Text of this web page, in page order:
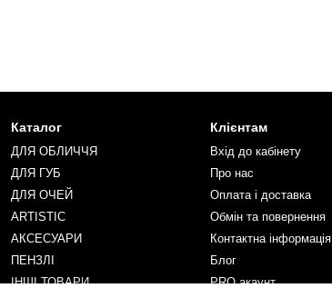
Каталог
ДЛЯ ОБЛИЧЧЯ
ДЛЯ ГУБ
ДЛЯ ОЧЕЙ
ARTISTIC
АКСЕСУАРИ
ПЕНЗЛІ
ІНШІ ТОВАРИ
Клієнтам
Вхід до кабінету
Про нас
Оплата і доставка
Обмін та повернення
Контактна інформація
Блог
PRO акаунт